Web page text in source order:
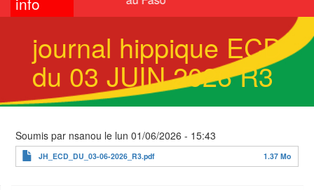
journal hippique ECD
du 03 JUIN 2026 R3
Soumis par nsanou le lun 01/06/2026 - 15:43
JH_ECD_DU_03-06-2026_R3.pdf 1.37 Mo